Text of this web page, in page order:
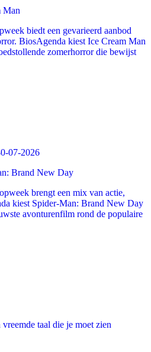
Man
biedt een gevarieerd aanbod
BiosAgenda kiest Ice Cream Man
zomerhorror die bewijst
07-2026
Brand New Day
brengt een mix van actie,
kiest Spider-Man: Brand New Day
avonturenfilm rond de populaire
taal die je moet zien